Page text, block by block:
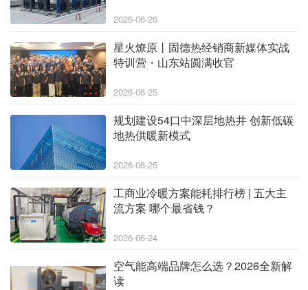
2026-06-26
星火燎原丨固德热经销商新媒体实战
特训营・山东站圆满收官
2026-06-25
规划建设54口中深层地热井 创新低碳
地热供暖新模式
2026-06-25
工商业冷暖方案能耗排行榜 | 五大主
流方案 哪个最省钱？
2026-06-24
空气能高端品牌怎么选？2026全新解
读